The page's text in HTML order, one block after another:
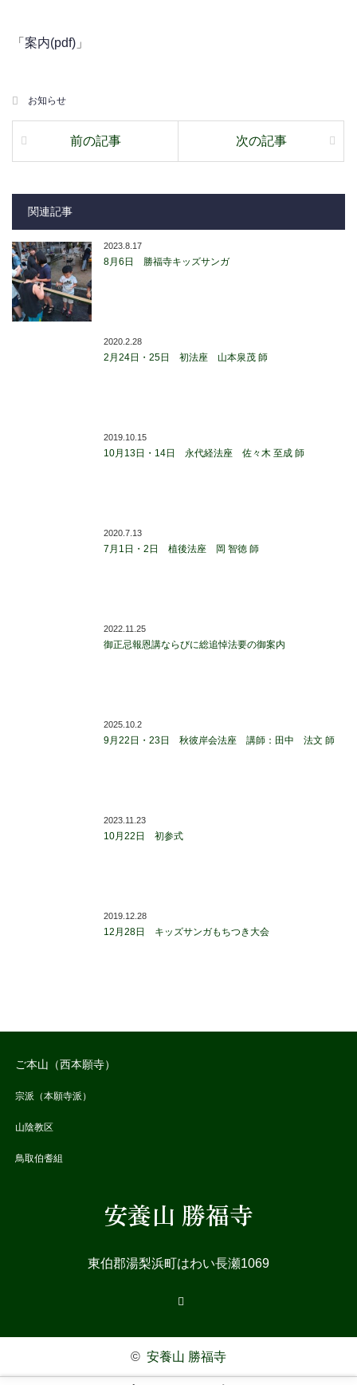
「 案内(pdf) 」
お知らせ
前の記事 次の記事
関連記事
2023.8.17
8月6日 勝福寺キッズサンガ
2020.2.28
2月24日・25日 初法座 山本泉茂 師
2019.10.15
10月13日・14日 永代経法座 佐々木 至成 師
2020.7.13
7月1日・2日 植後法座 岡 智徳 師
2022.11.25
御正忌報恩講ならびに総追悼法要の御案内
2025.10.2
9月22日・23日 秋彼岸会法座 講師：田中 法文 師
2023.11.23
10月22日 初参式
2019.12.28
12月28日 キッズサンガもちつき大会
ご本山（西本願寺）
宗派（本願寺派）
山陰教区
鳥取伯耆組
安養山 勝福寺
東伯郡湯梨浜町はわい長瀬1069
© 安養山 勝福寺